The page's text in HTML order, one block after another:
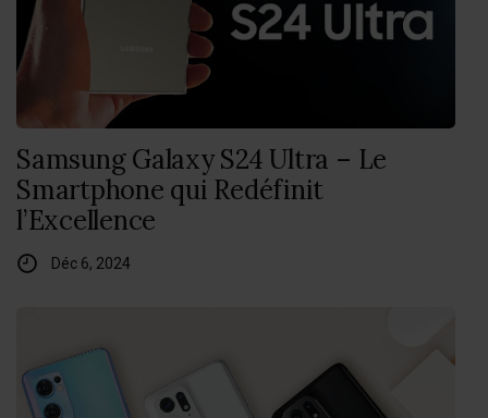
Samsung Galaxy S24 Ultra – Le
Smartphone qui Redéfinit
l’Excellence
Déc 6, 2024